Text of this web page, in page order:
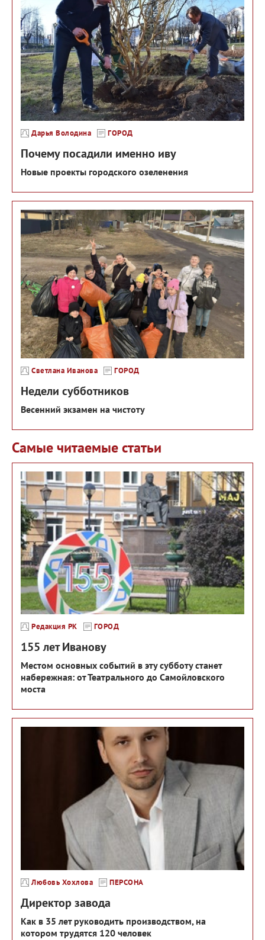
Дарья Володина ГОРОД
Почему посадили именно иву
Новые проекты городского озеленения
Светлана Иванова ГОРОД
Недели субботников
Весенний экзамен на чистоту
Самые читаемые статьи
Редакция РК ГОРОД
155 лет Иванову
Местом основных событий в эту субботу станет
набережная: от Театрального до Самойловского
моста
Любовь Хохлова ПЕРСОНА
Директор завода
Как в 35 лет руководить производством, на
котором трудятся 120 человек